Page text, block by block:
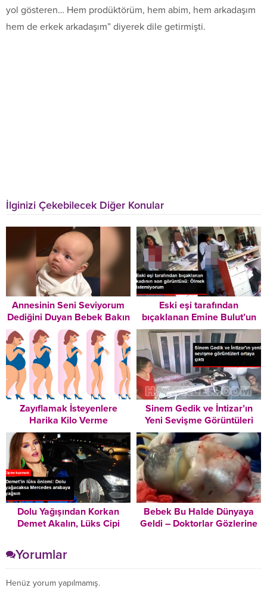
yol gösteren… Hem prodüktörüm, hem abim, hem arkadaşım
hem de erkek arkadaşım” diyerek dile getirmişti.
İlginizi Çekebilecek Diğer Konular
Annesinin Seni Seviyorum
Dediğini Duyan Bebek Bakın
Nasıl Duygulandı
Eski eşi tarafından
bıçaklanan Emine Bulut’un
son görüntüsü ortaya çıktı:
Ölmek istemiyorum
Zayıflamak İsteyenlere
Harika Kilo Verme
Tavsiyeleri – Mutlaka
Okuyun!
Sinem Gedik ve İntizar’ın
Yeni Sevişme Görüntüleri
Ortaya Çıktı
Dolu Yağışından Korkan
Demet Akalın, Lüks Cipi
Yarışmasından Kazandığı
Arabayı Kullandı
Bebek Bu Halde Dünyaya
Geldi – Doktorlar Gözlerine
Yorumlar
Henüz yorum yapılmamış.